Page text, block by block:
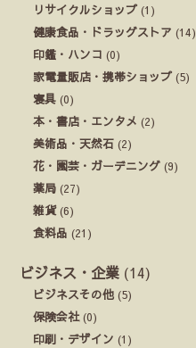
リサイクルショップ (1)
健康食品・ドラッグストア (14)
印鑑・ハンコ (0)
家電量販店・携帯ショップ (5)
寝具 (0)
本・書店・エンタメ (2)
美術品・天然石 (2)
花・園芸・ガーデニング (9)
薬局 (27)
雑貨(6)
食料品 (21)
ビジネス・企業 (14)
ビジネスその他 (5)
保険会社(0)
印刷・デザイン (1)